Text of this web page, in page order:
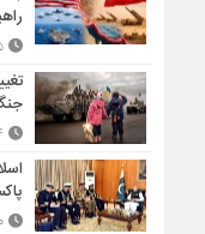
۱۵ مرداد ۱۴۰۵ - ۱۴:۲۰
۱۰ مرداد ۱۴۰۵ - ۱۱:۵۴